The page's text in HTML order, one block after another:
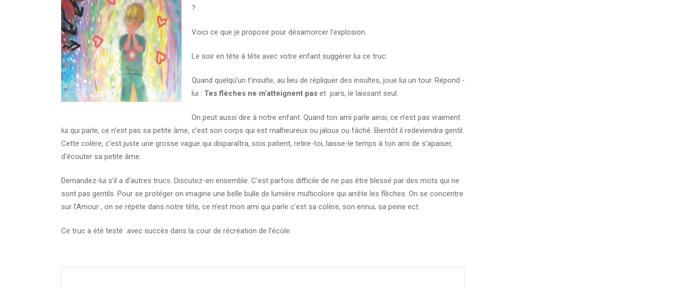
?
Voici ce que je propose pour désamorcer l’explosion.
Le soir en tête à tête avec votre enfant suggérer lui ce truc:
Quand quelqu’un t’insulte, au lieu de répliquer des insultes, joue lui un tour. Répond -
lui : Tes flèches ne m’atteignent pas et pars, le laissant seul.
On peut aussi dire à notre enfant. Quand ton ami parle ainsi, ce n’est pas vraiment
lui qui parle, ce n’est pas sa petite âme, c’est son corps qui est malheureux ou jaloux ou fâché. Bientôt il redeviendra gentil.
Cette colère, c’est juste une grosse vague qui disparaîtra, sois patient, retire-toi, laisse-le temps à ton ami de s’apaiser,
d’écouter sa petite âme.
Demandez-lui s’il a d’autres trucs. Discutez-en ensemble. C’est parfois difficile de ne pas être blessé par des mots qui ne
sont pas gentils. Pour se protéger on imagine une belle bulle de lumière multicolore qui arrête les flèches. On se concentre
sur l’Amour , on se répète dans notre tête, ce n’est mon ami qui parle c’est sa colère, son ennui, sa peine ect.
Ce truc a été testé avec succès dans la cour de récréation de l’école.